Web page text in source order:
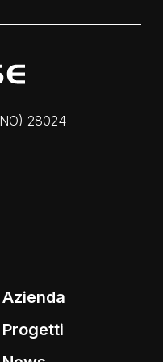
28024
Azienda
Progetti